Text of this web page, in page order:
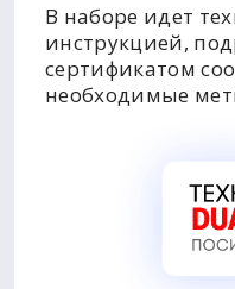
В наборе идет
инструкцией,
сертификатом
необходимые